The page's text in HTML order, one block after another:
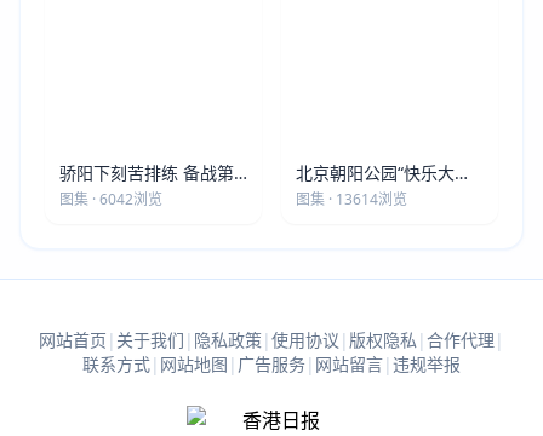
骄阳下刻苦排练 备战第
五届莫斯科世界大健康运
图集 · 6042浏览
北京朝阳公园“快乐大本
营”建党105周年庆祝活动
图集 · 13614浏览
网站首页 | 关于我们 | 隐私政策| 使用协议 | 版权隐私 | 合作代理 |
联系方式| 网站地图 | 广告服务| 网站留言| 违规举报